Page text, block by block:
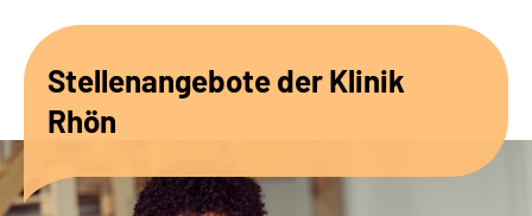
Unsere Angebote
Karriere
Stellenangebote der Klinik
Rhön